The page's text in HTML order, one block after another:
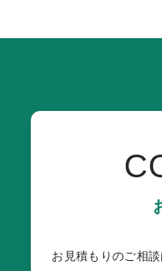
お見積もりのご相